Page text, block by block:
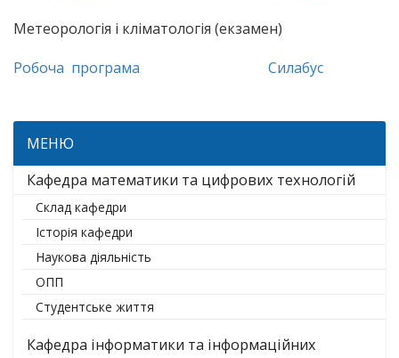
Метеорологія і кліматологія (екзамен)
Робоча програма
Силабус
МЕНЮ
Кафедра математики та цифрових технологій
Склад кафедри
Історія кафедри
Наукова діяльність
ОПП
Студентське життя
Кафедра інформатики та інформаційних